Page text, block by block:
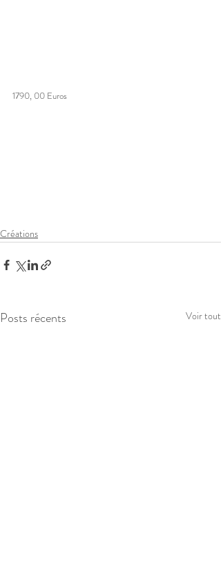
1790, 00 Euros
Créations
Posts récents Voir tout